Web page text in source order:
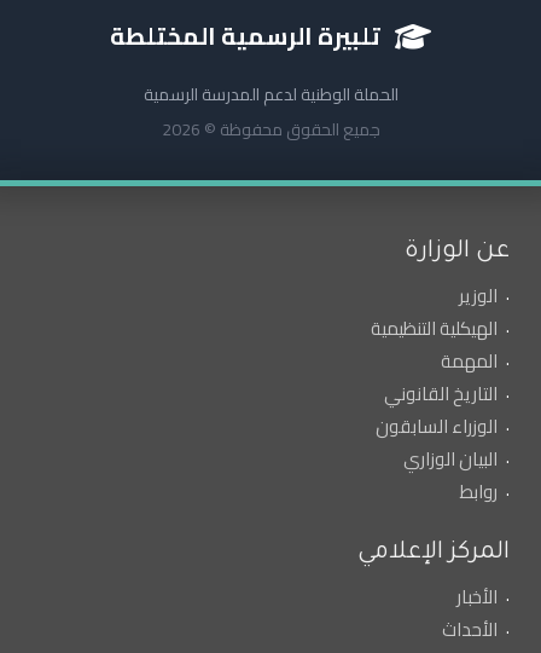
تلبيرة الرسمية المختلطة
الحملة الوطنية لدعم المدرسة الرسمية
جميع الحقوق محفوظة © 2026
عن الوزارة
الوزير
الهيكلية التنظيمية
المهمة
التاريخ القانوني
الوزراء السابقون
البيان الوزاري
روابط
المركز الإعلامي
الأخبار
الأحداث